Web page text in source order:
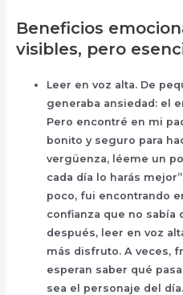
Beneficios
visibles, pero
Leer en voz alta. De
generaba ansiedad: el
Pero encontré en mi
bonito y seguro para
vergüenza, léeme un
cada día lo harás
poco, fui encontrando
confianza que no sabía
después, leer en voz
más disfruto. A veces,
esperan saber qué
sea el personaje del